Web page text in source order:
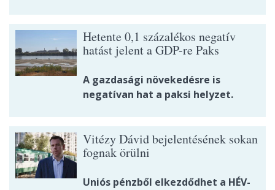
Hetente 0,1 százalékos negatív
hatást jelent a GDP-re Paks
A gazdasági növekedésre is
negatívan hat a paksi helyzet.
Vitézy Dávid bejelentésének sokan
fognak örülni
Uniós pénzből elkezdődhet a HÉV-